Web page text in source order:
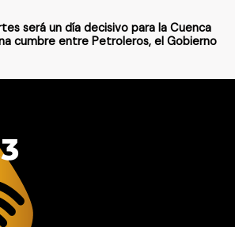
será un día decisivo para la Cuenca
cumbre entre Petroleros, el Gobierno